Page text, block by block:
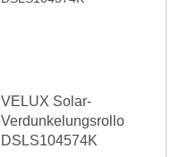
VELUX Solar-
Verdunkelungsrollo
DSLS104574K